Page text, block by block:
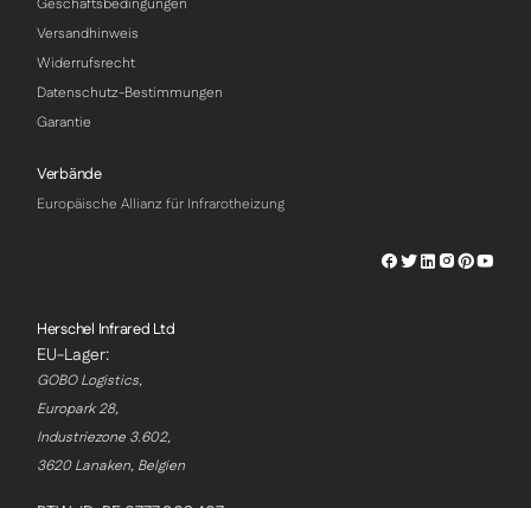
Versandhinweis
Widerrufsrecht
Datenschutz-Bestimmungen
Garantie
Verbände
Europäische Allianz für Infrarotheizung
Herschel
Herschel
Herschel
Herschel
Herschel
Herschel Infrared Ltd
EU-Lager:
GOBO Logistics,
Europark 28,
Industriezone 3.602,
3620 Lanaken, Belgien